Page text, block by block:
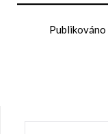
Publikováno